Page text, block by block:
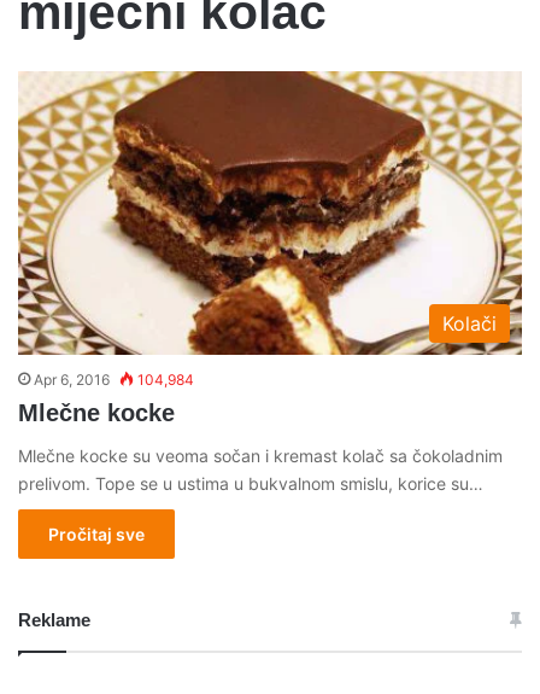
mijecni kolac
Kolači
Apr 6, 2016 104,984
Mlečne kocke
Mlečne kocke su veoma sočan i kremast kolač sa čokoladnim
prelivom. Tope se u ustima u bukvalnom smislu, korice su…
Pročitaj sve
Reklame